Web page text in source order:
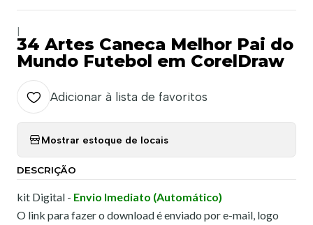
34 Artes Caneca Melhor Pai do
Mundo Futebol em CorelDraw
Adicionar à lista de favoritos
Mostrar estoque de locais
DESCRIÇÃO
kit Digital - Envio Imediato (Automático)
O link para fazer o download é enviado por e-mail, logo